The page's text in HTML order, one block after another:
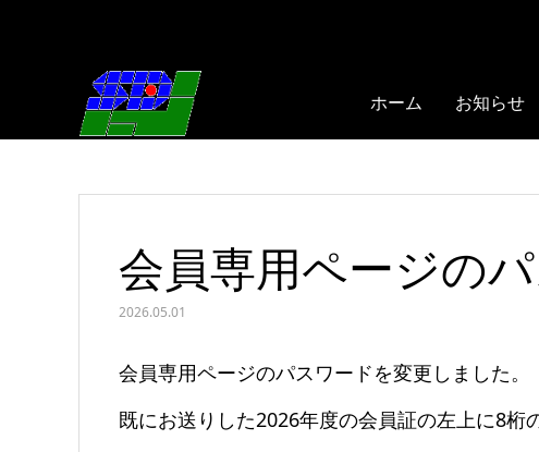
ホーム お知らせ
会員専用ページの
2026.05.01
会員専用ページのパスワードを変更しました。
既にお送りした2026年度の会員証の左上に8桁